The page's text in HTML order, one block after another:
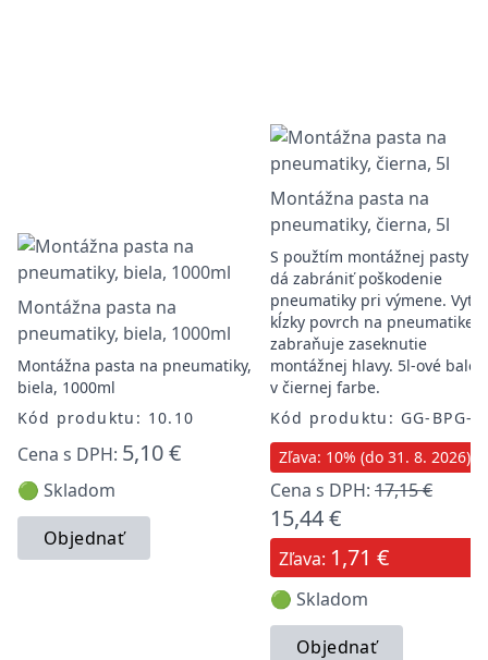
Montážna pasta na
pneumatiky, biela, 1000ml
Montážna pasta na pneumatiky,
biela, 1000ml
Kód produktu: 10.10
Cena s DPH: 5,10 €
🟢 Skladom
Objednať
Montážna pasta na
pneumatiky, čierna, 5l
S použtím montážnej pasty sa
dá zabrániť poškodenie
pneumatiky pri výmene.
kĺzky povrch na pneumatike,
zabraňuje zaseknutie
montážnej hlavy. 5l-ové
v čiernej farbe.
Kód produktu: GG-BPG-
Zľava: 10% (do 31. 8. 2026)
Cena s DPH: 17,15 €
15,44 €
Zľava: 1,71 €
🟢 Skladom
Objednať